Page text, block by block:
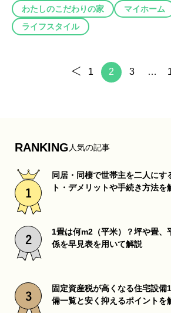
わたしのこだわりの家
マイホーム
ライフスタイル
1 2 3 …
RANKING 人気の記事
同居・同棲で世帯主を二人にす
ト・デメリットや手続き方法を
1畳は何m2（平米）？坪や畳、
係を早見表を用いて解説
固定資産税が高くなる住宅設備
備一覧と安く抑えるポイントを